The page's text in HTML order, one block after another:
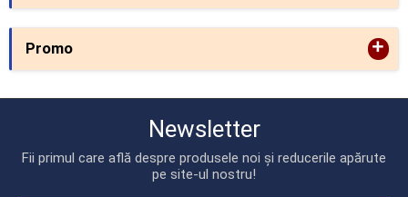
Promo +
Newsletter
Fii primul care află despre produsele noi și reducerile apărute
pe site-ul nostru!